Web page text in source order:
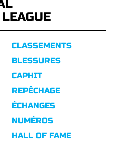
CLASSEMENTS
BLESSURES
CAPHIT
REPÊCHAGE
ÉCHANGES
NUMÉROS
HALL OF FAME